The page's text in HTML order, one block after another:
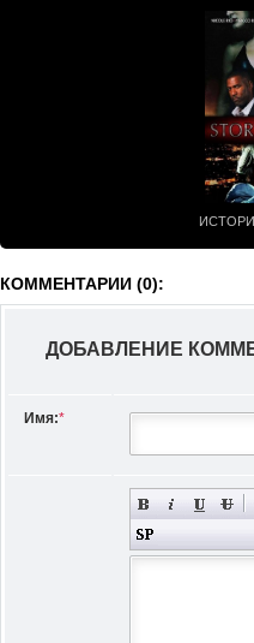
КОММЕНТАРИИ (0):
ДОБАВЛЕНИЕ
Имя:*